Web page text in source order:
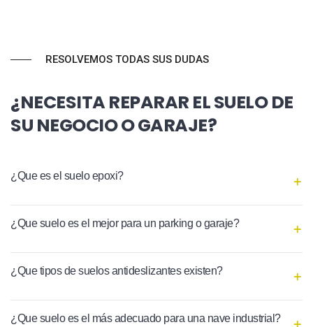
RESOLVEMOS TODAS SUS DUDAS
¿NECESITA REPARAR EL SUELO DE
SU NEGOCIO O GARAJE?
¿Que es el suelo epoxi?
¿Que suelo es el mejor para un parking o garaje?
¿Que tipos de suelos antideslizantes existen?
¿Que suelo es el más adecuado para una nave industrial?